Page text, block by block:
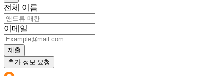
전체 이름
이메일
제출
추가 정보 요청